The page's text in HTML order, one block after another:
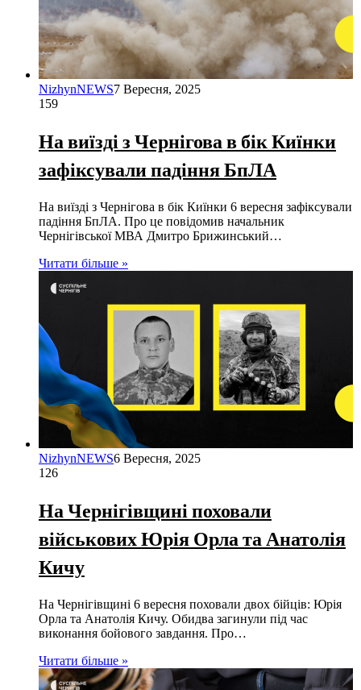
NizhynNEWS7 Вересня, 2025
159
На виїзді з Чернігова в бік Киїнки
зафіксували падіння БпЛА
На виїзді з Чернігова в бік Киїнки 6 вересня зафіксували
падіння БпЛА. Про це повідомив начальник
Чернігівської МВА Дмитро Брижинський…
Читати більше »
NizhynNEWS6 Вересня, 2025
126
На Чернігівщині поховали
військових Юрія Орла та Анатолія
Кичу
На Чернігівщині 6 вересня поховали двох бійців: Юрія
Орла та Анатолія Кичу. Обидва загинули під час
виконання бойового завдання. Про…
Читати більше »